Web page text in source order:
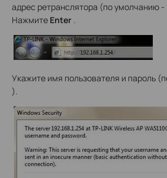
адрес ретранслятора (по умолчанию -
Нажмите Enter .
Укажите имя пользователя и пароль
).